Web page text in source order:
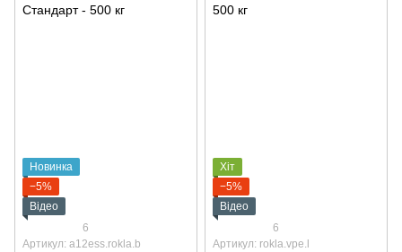
Новинка
−5%
Відео
6
Артикул: a12ess.rokla.b
Хіт
−5%
Відео
6
Артикул: rokla.vpe.l